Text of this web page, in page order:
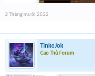
2 Tháng mười 2022
TinkeJok
Cao Thủ Forum